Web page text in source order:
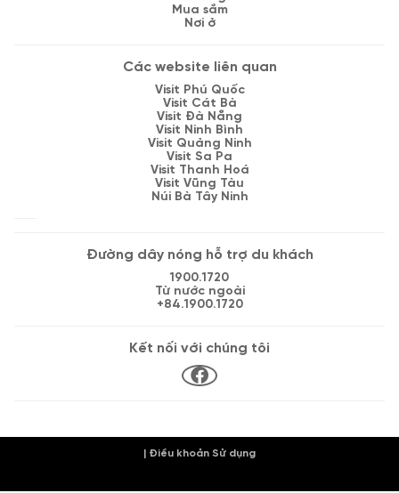
Mua sắm
Nơi ở
Các website liên quan
Visit Phú Quốc
Visit Cát Bà
Visit Đà Nẵng
Visit Ninh Bình
Visit Quảng Ninh
Visit Sa Pa
Visit Thanh Hoá
Visit Vũng Tàu
Núi Bà Tây Ninh
Đường dây nóng hỗ trợ du khách
1900.1720
Từ nước ngoài
+84.1900.1720
Kết nối với chúng tôi
| Điều khoản Sử dụng